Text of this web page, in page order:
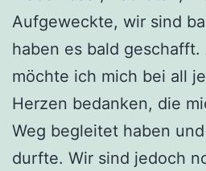
Aufgeweckte, wir sind
haben es bald
möchte ich mich bei all
Herzen bedanken, die
Weg begleitet haben
durfte. Wir sind jedoch